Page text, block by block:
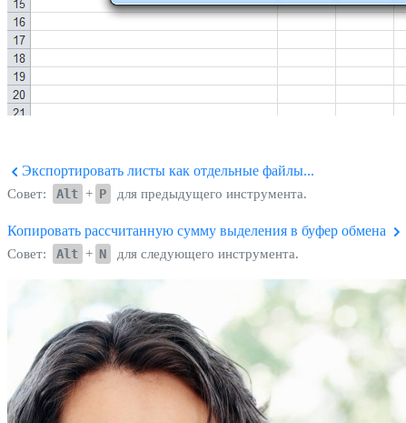
Экспортировать листы как отдельные файлы...
Совет: Alt + P для предыдущего инструмента.
Копировать рассчитанную сумму выделения в буфер обмена
Совет: Alt + N для следующего инструмента.